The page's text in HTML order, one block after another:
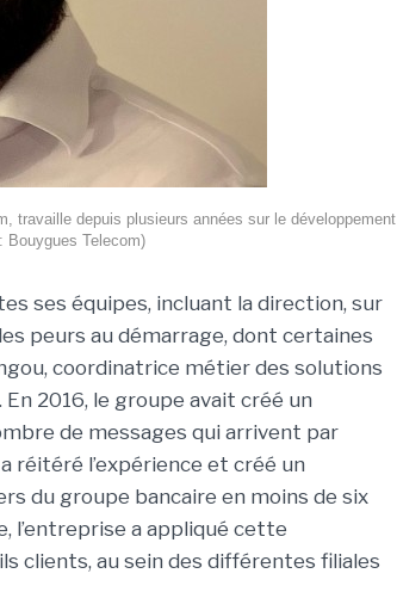
travaille depuis plusieurs années sur le développement
Bouygues Telecom)
ses équipes, incluant la direction, sur
peurs au démarrage, dont certaines
coordinatrice métier des solutions
2016, le groupe avait créé un
de messages qui arrivent par
réitéré l’expérience et créé un
du groupe bancaire en moins de six
l’entreprise a appliqué cette
clients, au sein des différentes filiales